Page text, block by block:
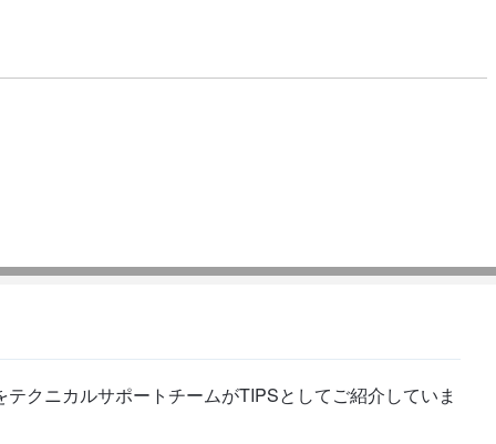
クニカルサポートチームがTIPSとしてご紹介していま